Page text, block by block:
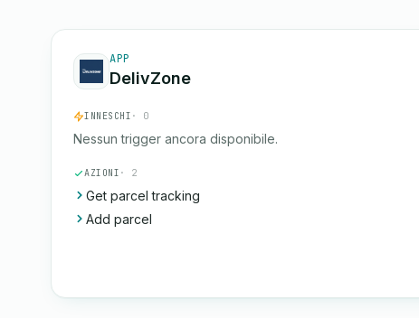
APP
DelivZone
INNESCHI · 0
Nessun trigger ancora disponibile.
AZIONI · 2
Get parcel tracking
Add parcel